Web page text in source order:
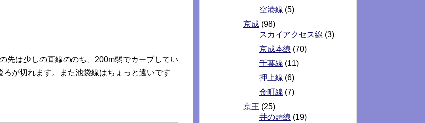
先は少しの直線ののち、200m弱でカーブしてい
が切れます。また池袋線はちょっと遠いです
空港線 (5)
京成 (98)
スカイアクセス線 (3)
京成本線 (70)
千葉線 (11)
押上線 (6)
金町線 (7)
京王 (25)
井の頭線 (19)